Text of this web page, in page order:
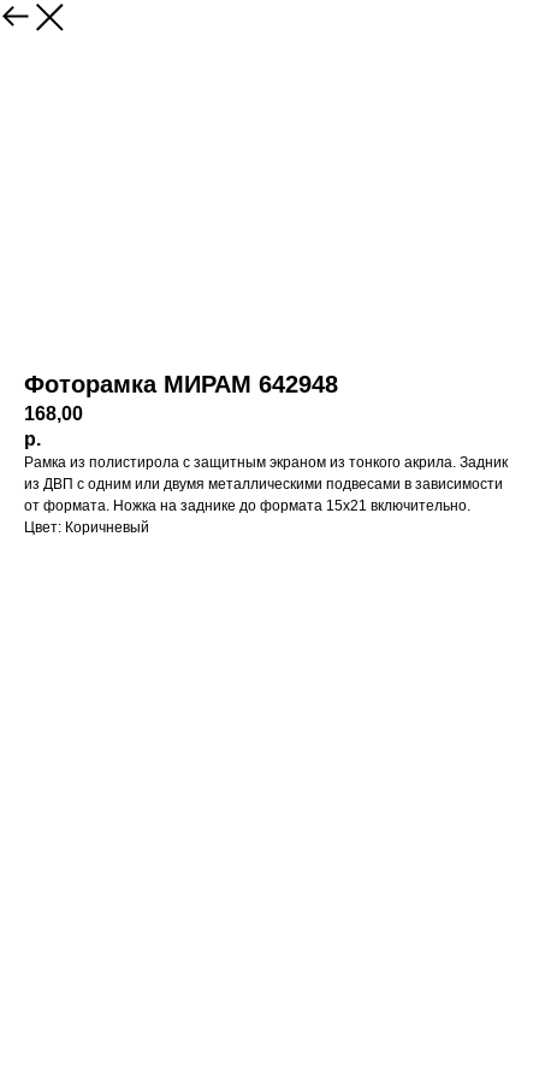
Фоторамка МИРАМ 642948
168,00
р.
Рамка из полистирола с защитным экраном из тонкого акрила. Задник
из ДВП с одним или двумя металлическими подвесами в зависимости
от формата. Ножка на заднике до формата 15х21 включительно.
Цвет: Коричневый